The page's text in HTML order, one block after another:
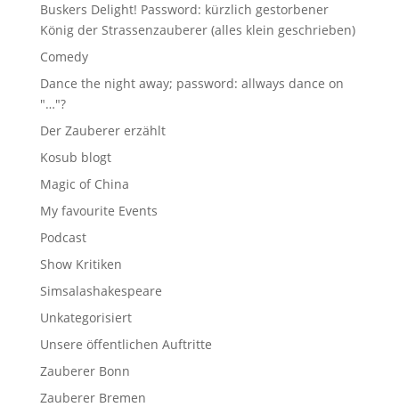
Buskers Delight! Password: kürzlich gestorbener
König der Strassenzauberer (alles klein geschrieben)
Comedy
Dance the night away; password: allways dance on
"…"?
Der Zauberer erzählt
Kosub blogt
Magic of China
My favourite Events
Podcast
Show Kritiken
Simsalashakespeare
Unkategorisiert
Unsere öffentlichen Auftritte
Zauberer Bonn
Zauberer Bremen